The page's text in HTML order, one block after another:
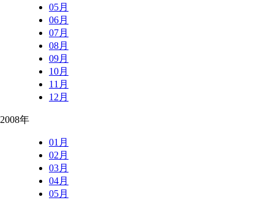
05月
06月
07月
08月
09月
10月
11月
12月
2008年
01月
02月
03月
04月
05月